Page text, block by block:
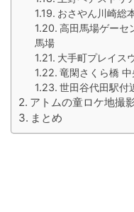
おさやん川崎総
高田馬場ゲーセ
馬場
大手町プレイス
竜閑さくら橋
世田谷代田駅付
アトムの童ロケ地撮
まとめ